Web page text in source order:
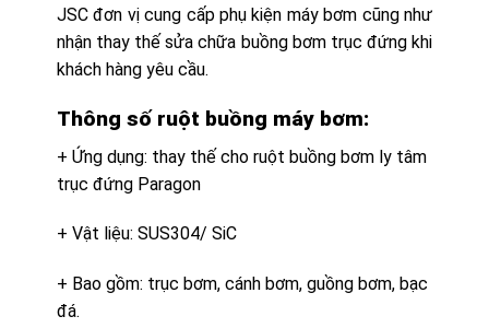
JSC đơn vị cung cấp phụ kiện máy bơm cũng như
nhận thay thế sửa chữa buồng bơm trục đứng khi
khách hàng yêu cầu.
Thông số ruột buồng máy bơm:
+ Ứng dụng: thay thế cho ruột buồng bơm ly tâm
trục đứng Paragon
+ Vật liệu: SUS304/ SiC
+ Bao gồm: trục bơm, cánh bơm, guồng bơm, bạc
đá.